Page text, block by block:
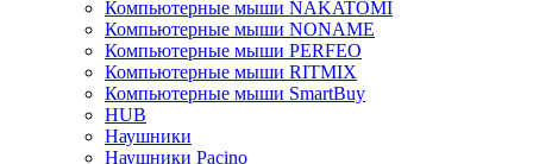
Компьютерные мыши NAKATOMI
Компьютерные мыши NONAME
Компьютерные мыши PERFEO
Компьютерные мыши RITMIX
Компьютерные мыши SmartBuy
HUB
Наушники
Наушники Pacino